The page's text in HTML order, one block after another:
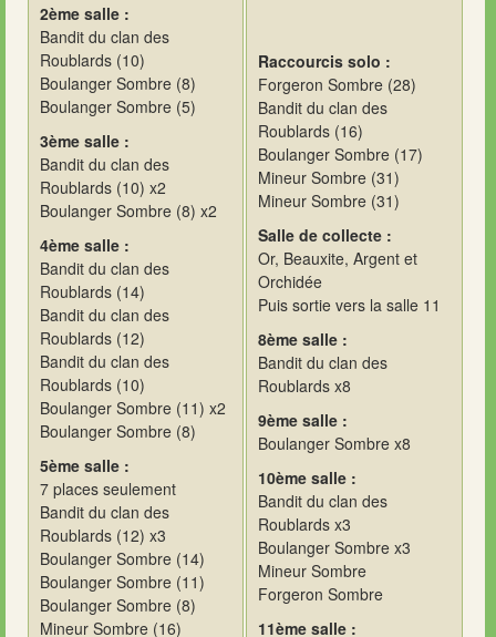
2ème salle :
Bandit du clan des
Roublards (10)
Boulanger Sombre (8)
Boulanger Sombre (5)
3ème salle :
Bandit du clan des
Roublards (10) x2
Boulanger Sombre (8) x2
4ème salle :
Bandit du clan des
Roublards (14)
Bandit du clan des
Roublards (12)
Bandit du clan des
Roublards (10)
Boulanger Sombre (11) x2
Boulanger Sombre (8)
5ème salle :
7 places seulement
Bandit du clan des
Roublards (12) x3
Boulanger Sombre (14)
Boulanger Sombre (11)
Boulanger Sombre (8)
Mineur Sombre (16)
Raccourcis solo :
Forgeron Sombre (28)
Bandit du clan des
Roublards (16)
Boulanger Sombre (17)
Mineur Sombre (31)
Mineur Sombre (31)
Salle de collecte :
Or, Beauxite, Argent et
Orchidée
Puis sortie vers la salle 11
8ème salle :
Bandit du clan des
Roublards x8
9ème salle :
Boulanger Sombre x8
10ème salle :
Bandit du clan des
Roublards x3
Boulanger Sombre x3
Mineur Sombre
Forgeron Sombre
11ème salle :